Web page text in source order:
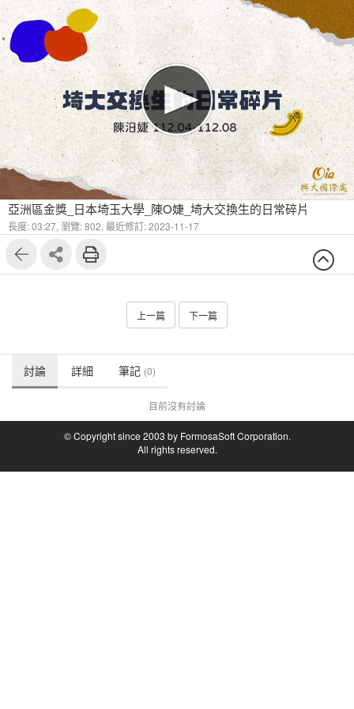
亞洲區金獎_日本埼玉大學_陳O婕_埼大交換生的日常碎片
長度: 03:27, 瀏覽: 802, 最近修訂: 2023-11-17
上一篇 下一篇
討論 詳細 筆記 (0)
目前沒有討論
© Copyright since 2003 by FormosaSoft Corporation.
All rights reserved.